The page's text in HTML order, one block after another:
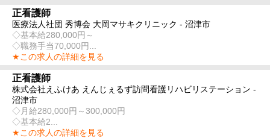
正看護師
医療法人社団 秀博会 大岡マサキクリニック - 沼津市
◇基本給280,000円～
◇職務手当70,000円...
★この求人の詳細を見る
正看護師
株式会社えふけあ えんじぇるず訪問看護リハビリステーション -
沼津市
◇月給280,000円～300,000円
◇基本給2...
★この求人の詳細を見る